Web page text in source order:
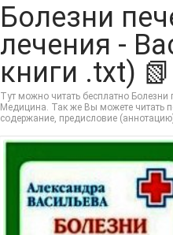
Болезни
лечения -
книги .txt) 📗
Тут можно читать бесплатно
Медицина. Так же Вы можете читать
содержание, предисловие